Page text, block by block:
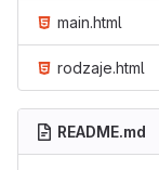
main.html
rodzaje.html
README.md